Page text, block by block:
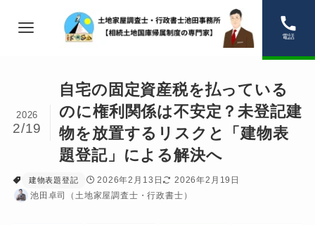
電話
自宅の固定資産税を払っている
のに権利関係は不安定？未登記建
物を放置するリスクと「建物表
題登記」による解決へ
2026
2/19
建物表題登記 2026年2月13日
2026年2月19日
池田卓司（土地家屋調査士・行政書士）